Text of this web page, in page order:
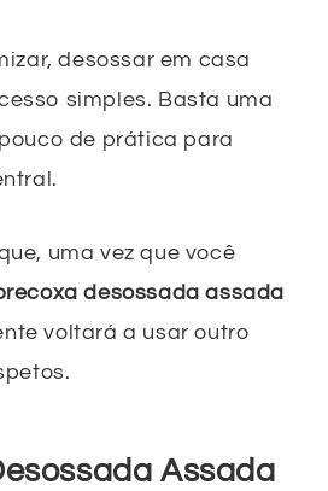
desossar em casa
simples. Basta uma
de prática para
uma vez que você
desossada assada
voltará a usar outro
Assada